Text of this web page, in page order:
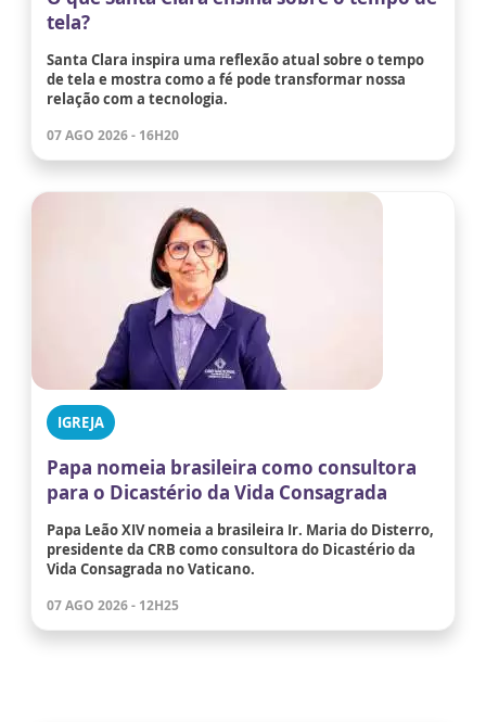
tela?
Santa Clara inspira uma reflexão atual sobre o tempo
de tela e mostra como a fé pode transformar nossa
relação com a tecnologia.
07 AGO 2026 - 16H20
IGREJA
Papa nomeia brasileira como consultora
para o Dicastério da Vida Consagrada
Papa Leão XIV nomeia a brasileira Ir. Maria do Disterro,
presidente da CRB como consultora do Dicastério da
Vida Consagrada no Vaticano.
07 AGO 2026 - 12H25